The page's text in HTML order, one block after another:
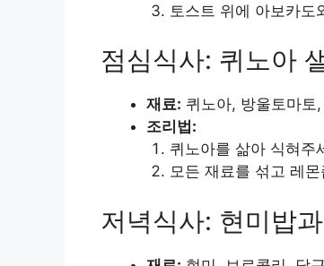
토스트 위에 아보카도
점심식사: 퀴노아
재료: 퀴노아, 방울토마토
조리법:
퀴노아를 삶아 식혀주
모든 재료를 섞고 레
저녁식사: 현미밥